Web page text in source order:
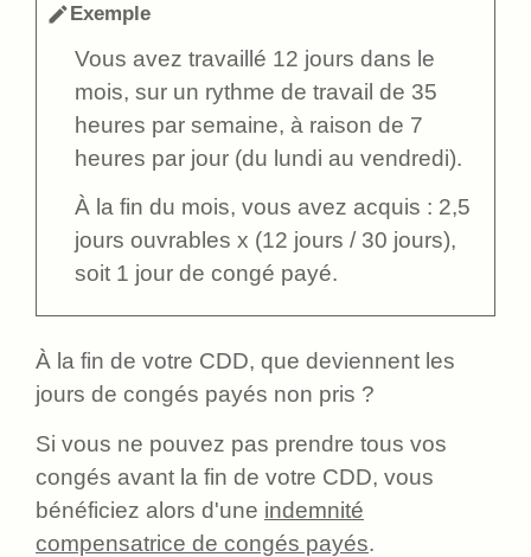
editExemple
Vous avez travaillé 12 jours dans le
mois, sur un rythme de travail de 35
heures par semaine, à raison de 7
heures par jour (du lundi au vendredi).
À la fin du mois, vous avez acquis : 2,5
jours ouvrables x (12 jours / 30 jours),
soit 1 jour de congé payé.
À la fin de votre CDD, que deviennent les
jours de congés payés non pris ?
Si vous ne pouvez pas prendre tous vos
congés avant la fin de votre CDD, vous
bénéficiez alors d'une indemnité
compensatrice de congés payés.